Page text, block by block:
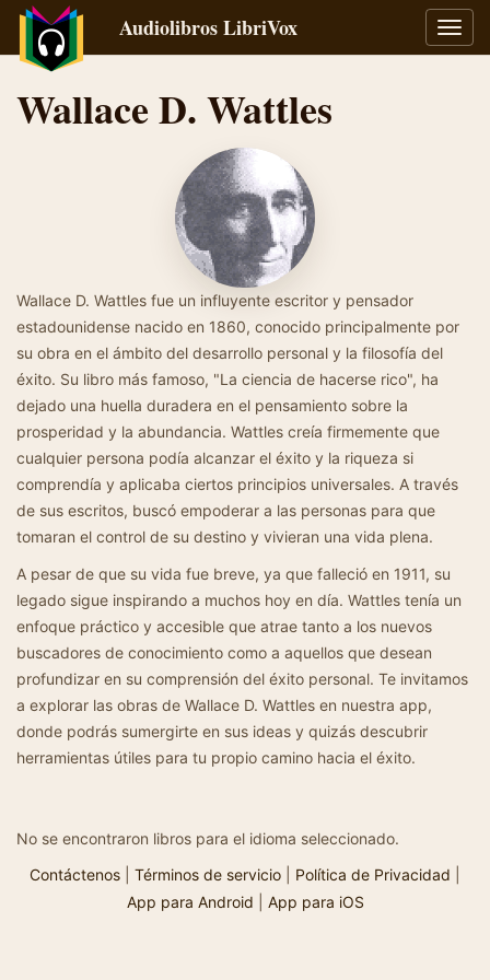
Audiolibros LibriVox
Wallace D. Wattles
Wallace D. Wattles fue un influyente escritor y pensador
estadounidense nacido en 1860, conocido principalmente por
su obra en el ámbito del desarrollo personal y la filosofía del
éxito. Su libro más famoso, "La ciencia de hacerse rico", ha
dejado una huella duradera en el pensamiento sobre la
prosperidad y la abundancia. Wattles creía firmemente que
cualquier persona podía alcanzar el éxito y la riqueza si
comprendía y aplicaba ciertos principios universales. A través
de sus escritos, buscó empoderar a las personas para que
tomaran el control de su destino y vivieran una vida plena.
A pesar de que su vida fue breve, ya que falleció en 1911, su
legado sigue inspirando a muchos hoy en día. Wattles tenía un
enfoque práctico y accesible que atrae tanto a los nuevos
buscadores de conocimiento como a aquellos que desean
profundizar en su comprensión del éxito personal. Te invitamos
a explorar las obras de Wallace D. Wattles en nuestra app,
donde podrás sumergirte en sus ideas y quizás descubrir
herramientas útiles para tu propio camino hacia el éxito.
No se encontraron libros para el idioma seleccionado.
Contáctenos
Términos de servicio Política de Privacidad
App para Android
App para iOS